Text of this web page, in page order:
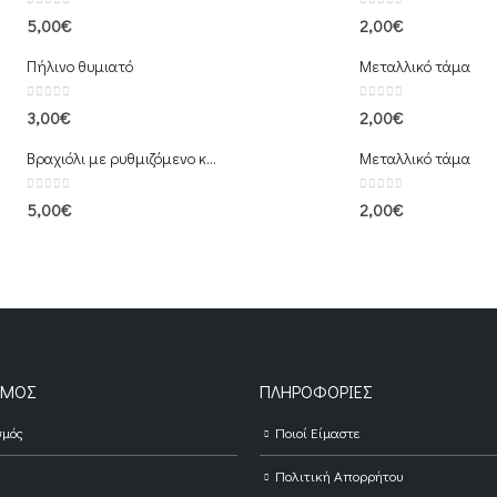
5,00€
Πήλινο θυμιατό
3,00€
Βραχιόλι με ρυθμιζόμενο κούμπωμα
5,00€
2,00€
Μεταλλικό τάμα
2,00€
Μεταλλικό τάμα
2,00€
ΠΛΗΡΟΦΟΡΊΕΣ
Ποιοί Είμαστε
Πολιτική Απορρήτου